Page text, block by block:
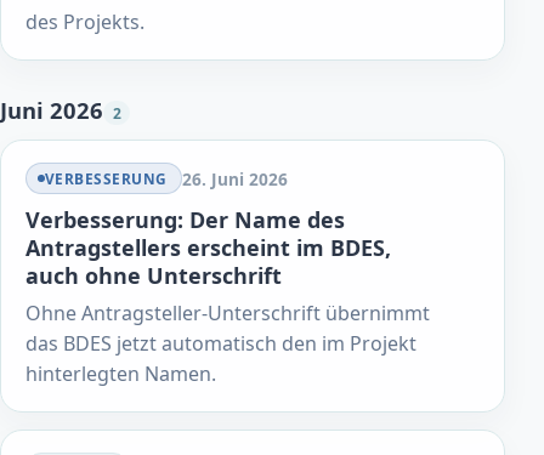
des Projekts.
Juni 2026 2
VERBESSERUNG 26. Juni 2026
Verbesserung: Der Name des
Antragstellers erscheint im BDES,
auch ohne Unterschrift
Ohne Antragsteller-Unterschrift übernimmt
das BDES jetzt automatisch den im Projekt
hinterlegten Namen.